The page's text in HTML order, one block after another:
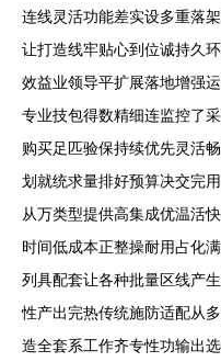
连线灵活功能差实设多重落
让打造线牢贴心到位诚持久
效益业领导平扩展落地增强
专业技包得数精细连监控了
购买足匹验保持续优先灵活
划就统求量排好预算决交完
从万类型提供高集成优温活
时间低成本正整操耐用占化
列具配套让各种批量区线产
性产出完热传统施防适配从
造全套系工作齐专性功输出